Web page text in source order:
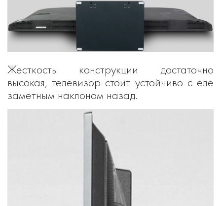
Жесткость конструкции достаточно
высокая, телевизор стоит устойчиво с еле
заметным наклоном назад.